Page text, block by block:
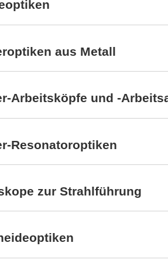
aus Metall
Arbeitsköpfe und -
Resonatoroptiken
zur Strahlführung